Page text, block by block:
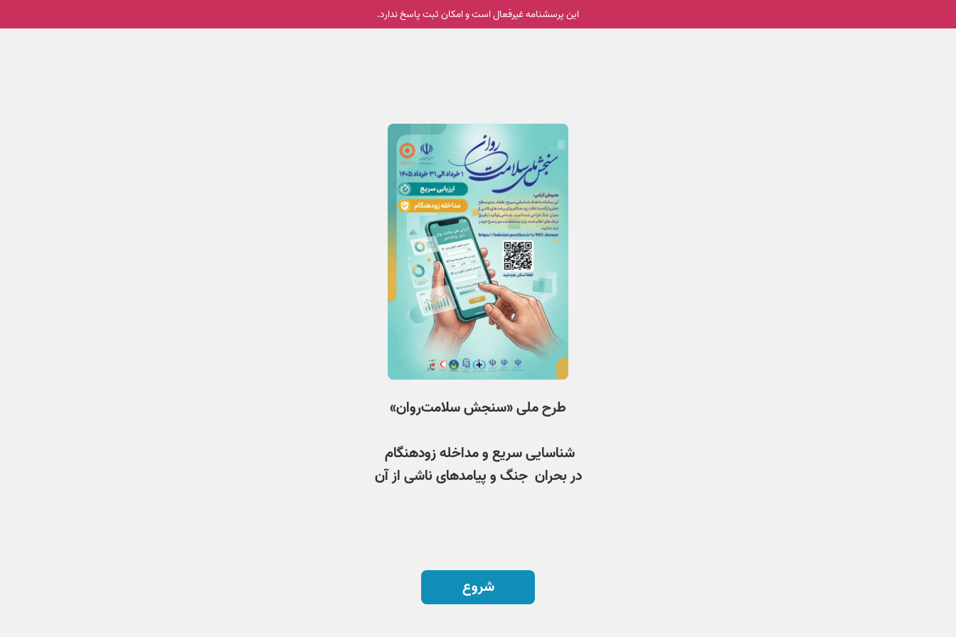
این پرسشنامه غیر‌فعال است و امکان ثبت پاسخ ندارد.
طرح ملی «سنجش سلامت‌روان»
شناسایی سریع و مداخله زودهنگام
در بحران جنگ و پیامدهای ناشی از آن
شروع